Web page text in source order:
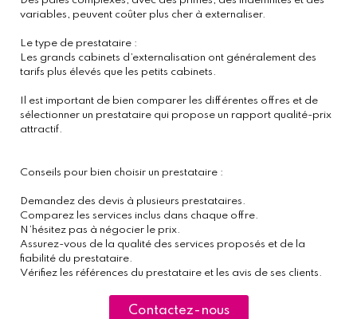
variables, peuvent coûter plus cher à externaliser.
Le type de prestataire :
Les grands cabinets d’externalisation ont généralement des
tarifs plus élevés que les petits cabinets.
Il est important de bien comparer les différentes offres et de
sélectionner un prestataire qui propose un rapport qualité-prix
attractif.
Conseils pour bien choisir un prestataire :
Demandez des devis à plusieurs prestataires.
Comparez les services inclus dans chaque offre.
N’hésitez pas à négocier le prix.
Assurez-vous de la qualité des services proposés et de la
fiabilité du prestataire.
Vérifiez les références du prestataire et les avis de ses clients.
Contactez-nous